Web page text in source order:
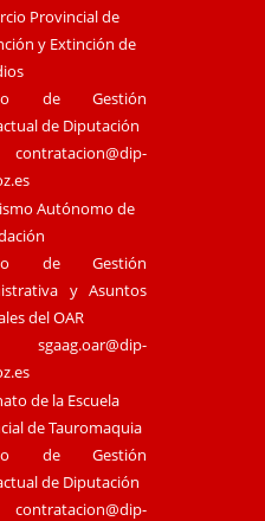
Provincial de
y Extinción de
de Gestión
de Diputación
contratacion@dip-
Autónomo de
de Gestión
y Asuntos
del OAR
sgaag.oar@dip-
de la Escuela
de Tauromaquia
de Gestión
de Diputación
contratacion@dip-